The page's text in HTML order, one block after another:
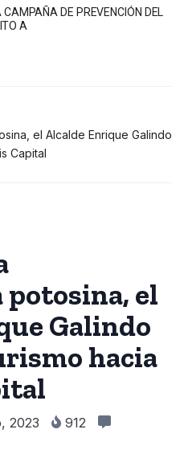
DE PREVENCIÓN DEL
A
el Alcalde Enrique Galindo
Capital
el
Galindo
hacia
2023
912